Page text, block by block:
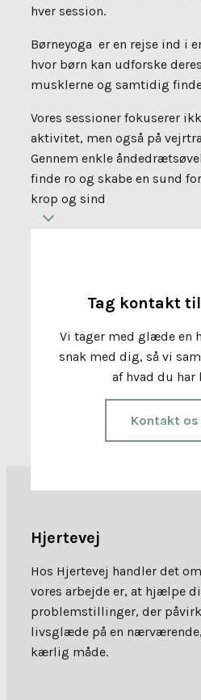
hver session.
Børneyoga er en rejse ind i
hvor børn kan udforske
musklerne og samtidig
Vores sessioner fokuserer
aktivitet, men også på
Gennem enkle
finde ro og skabe en sund
krop og sind
Tag kontakt
Vi tager med glæde en
snak med dig, så vi
af hvad du har
Kontakt os
Hjertevej
Hos Hjertevej handler det
vores arbejde er, at hjælpe
problemstillinger, der
livsglæde på en
kærlig måde.